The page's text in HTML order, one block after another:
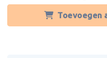
Toevoegen